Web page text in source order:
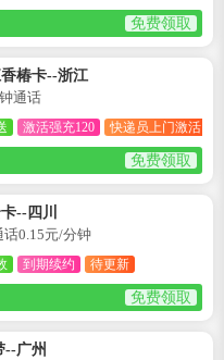
免费领取
椿卡--浙江
通话
激活强充120 快递员上门激活
免费领取
--四川
话0.15元/分钟
到期续约 待更新
免费领取
--广州